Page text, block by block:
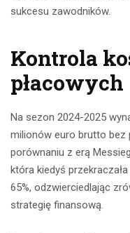
sukcesu zawodników.
Kontrola
płacowych
Na sezon 2024-2025
milionów euro brutto bez
porównaniu z erą
która kiedyś
65%, odzwierciedlając
strategię finansową.